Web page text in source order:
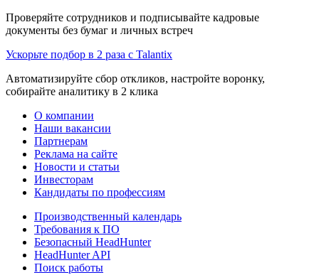
Проверяйте сотрудников и подписывайте кадровые
документы без бумаг и личных встреч
Ускорьте подбор в 2 раза с Talantix
Автоматизируйте сбор откликов, настройте воронку,
собирайте аналитику в 2 клика
О компании
Наши вакансии
Партнерам
Реклама на сайте
Новости и статьи
Инвесторам
Кандидаты по профессиям
Производственный календарь
Требования к ПО
Безопасный HeadHunter
HeadHunter API
Поиск работы